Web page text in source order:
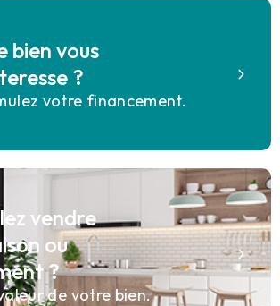
bien vous
?
votre financement.
vendre
ou
?
de votre bien.